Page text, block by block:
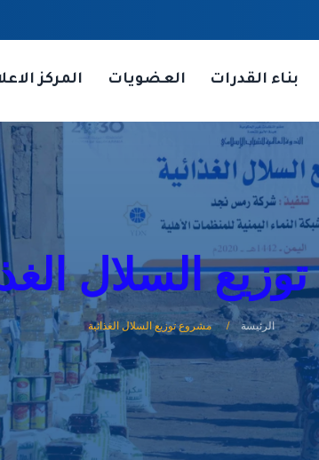
بناء القدرات العضويات المركز
السلال
الرئيسة مشروع توزيع السلال الغذائية